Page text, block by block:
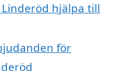
hjälpa till
för